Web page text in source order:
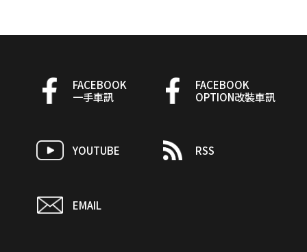
FACEBOOK
一手車訊
FACEBOOK
OPTION改裝車訊
YOUTUBE RSS
EMAIL